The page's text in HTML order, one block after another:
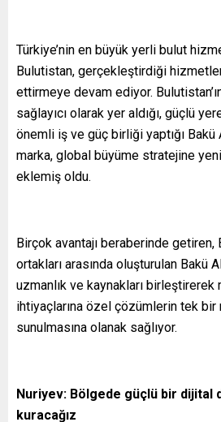
Türkiye’nin en büyük yerli bulut
Bulutistan, gerçekleştirdiği
ettirmeye devam ediyor.
sağlayıcı olarak yer aldığı, güçlü
önemli iş ve güç birliği yaptığı
marka, global büyüme stratejine
eklemiş oldu.
Birçok avantajı beraberinde getiren,
ortakları arasında oluşturulan Bakü
uzmanlık ve kaynakları
ihtiyaçlarına özel çözümlerin tek
sunulmasına olanak sağlıyor.
Nuriyev: Bölgede güçlü bir dijital
kuracağız